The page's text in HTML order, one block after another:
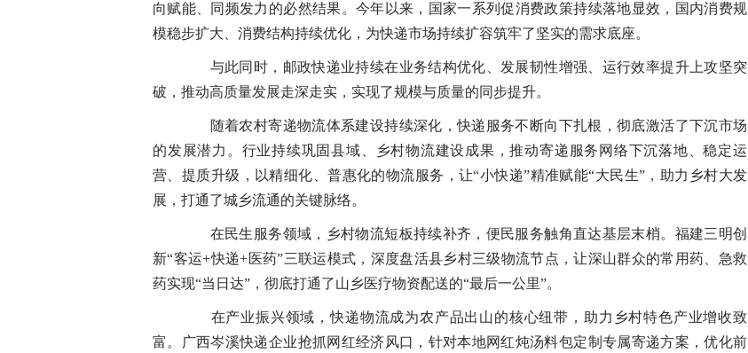
向赋能、同频发力的必然结果。今年以来，国家一系列促消费政策持续落地显效，国内消费规
模稳步扩大、消费结构持续优化，为快递市场持续扩容筑牢了坚实的需求底座。
与此同时，邮政快递业持续在业务结构优化、发展韧性增强、运行效率提升上攻坚突
破，推动高质量发展走深走实，实现了规模与质量的同步提升。
随着农村寄递物流体系建设持续深化，快递服务不断向下扎根，彻底激活了下沉市场
的发展潜力。行业持续巩固县域、乡村物流建设成果，推动寄递服务网络下沉落地、稳定运
营、提质升级，以精细化、普惠化的物流服务，让“小快递”精准赋能“大民生”，助力乡村大发
展，打通了城乡流通的关键脉络。
在民生服务领域，乡村物流短板持续补齐，便民服务触角直达基层末梢。福建三明创
新“客运+快递+医药”三联运模式，深度盘活县乡村三级物流节点，让深山群众的常用药、急救
药实现“当日达”，彻底打通了山乡医疗物资配送的“最后一公里”。
在产业振兴领域，快递物流成为农产品出山的核心纽带，助力乡村特色产业增收致
富。广西岑溪快递企业抢抓网红经济风口，针对本地网红炖汤料包定制专属寄递方案，优化前